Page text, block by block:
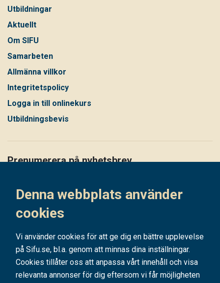
Denna webbplats använder
cookies
Vi använder cookies för att ge dig en bättre upplevelse
på Sifu.se, bl.a. genom att minnas dina inställningar.
Cookies tillåter oss att anpassa vårt innehåll och visa
relevanta annonser för dig eftersom vi får möjligheten
Utbildningar
Aktuellt
Om SIFU
Samarbeten
Allmänna villkor
Integritetspolicy
Logga in till onlinekurs
Utbildningsbevis
Prenumerera på nyhetsbrev
Prenumerera